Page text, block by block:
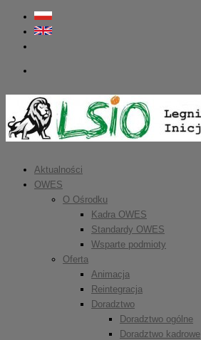
Aktualności
OWES
O Ośrodku
Kadra OWES
Standardy OWES
Wsparte podmioty
Oferta
Animacja
Reintegracja
Doradztwo
Doradztwo ogólne
Doradztwo kadrowe